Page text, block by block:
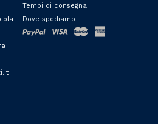
Tempi di consegna
Dove spediamo